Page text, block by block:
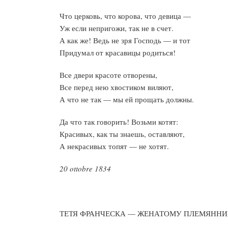
Что церковь, что корова, что девица —
Уж если непригожи, так не в счет.
А как же! Ведь не зря Господь — и тот
Придумал от красавицы родиться!
Все двери красоте отворены,
Все перед нею хвостиком виляют,
А что не так — мы ей прощать должны.
Да что так говорить! Возьми котят:
Красивых, как ты знаешь, оставляют,
А некрасивых топят — не хотят.
20 ottobre 1834
ТЕТЯ ФРАНЧЕСКА — ЖЕНАТОМУ